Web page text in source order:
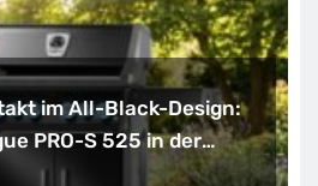
im All-Black-Design:
PRO-S 525 in der
Edition